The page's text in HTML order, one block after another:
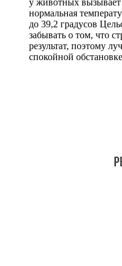
у животных
нормальная
до 39,2 градусов
забывать о том, что
результат, поэтому
спокойной